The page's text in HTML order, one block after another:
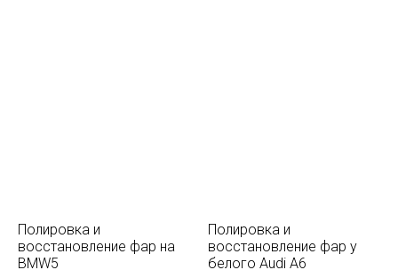
Полировка и
восстановление фар на
BMW5
Полировка и
восстановление фар у
белого Audi А6